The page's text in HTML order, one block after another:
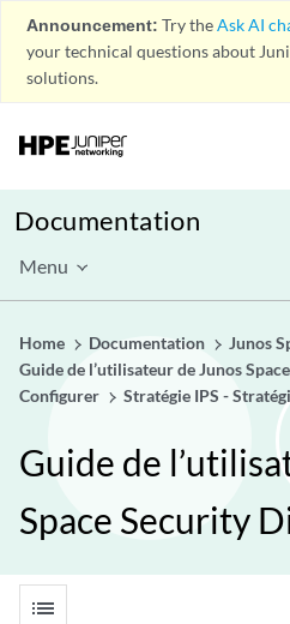
Announcement: Try theAsk AI
your technical questions about
solutions.
Documentation
Menu
Home Documentation
Junos
Guide de l’utilisateur de Junos
Configurer
Stratégie IPS -
Guide de
Space Security
list